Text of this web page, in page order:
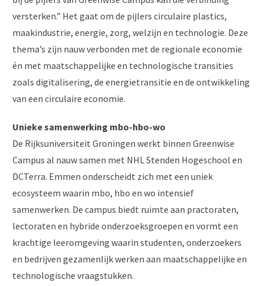
versterken.” Het gaat om de pijlers circulaire plastics,
maakindustrie, energie, zorg, welzijn en technologie. Deze
thema’s zijn nauw verbonden met de regionale economie
én met maatschappelijke en technologische transities
zoals digitalisering, de energietransitie en de ontwikkeling
van een circulaire economie.
Unieke samenwerking mbo-hbo-wo
De Rijksuniversiteit Groningen werkt binnen Greenwise
Campus al nauw samen met NHL Stenden Hogeschool en
DCTerra. Emmen onderscheidt zich met een uniek
ecosysteem waarin mbo, hbo en wo intensief
samenwerken. De campus biedt ruimte aan practoraten,
lectoraten en hybride onderzoeksgroepen en vormt een
krachtige leeromgeving waarin studenten, onderzoekers
en bedrijven gezamenlijk werken aan maatschappelijke en
technologische vraagstukken.